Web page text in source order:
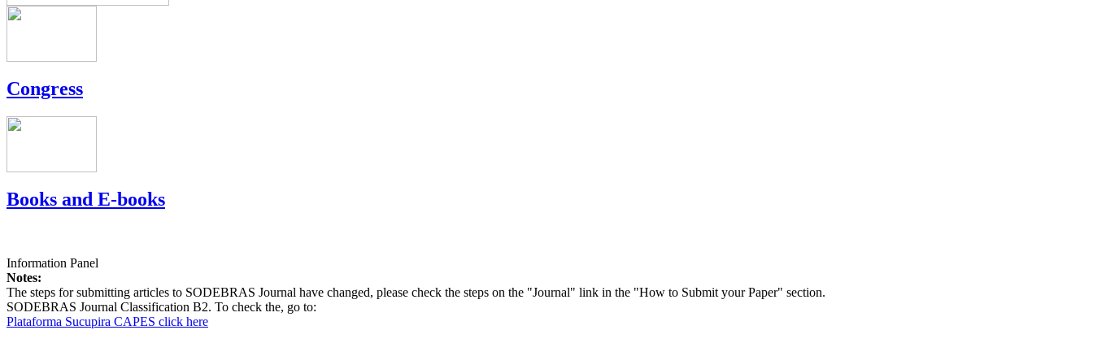
Congress
Books and E-books
Information Panel
Notes:
The steps for submitting articles to SODEBRAS Journal have changed, please check the steps on the "Journal" link in the "How to Submit your Paper" section.
SODEBRAS Journal Classification B2. To check the, go to:
Plataforma Sucupira CAPES click here